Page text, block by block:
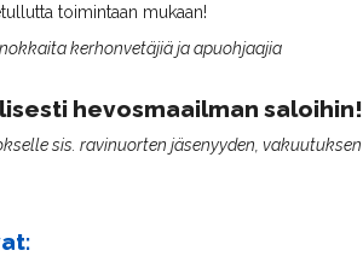
toimintaan mukaan!
kerhonvetäjiä ja apuohjaajia
hevosmaailman saloihin!
sis. ravinuorten jäsenyyden, vakuutuksen